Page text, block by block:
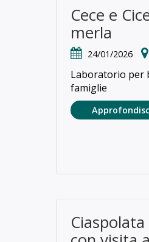
Cece e
merla
24/01/2026
Laboratorio per
famiglie